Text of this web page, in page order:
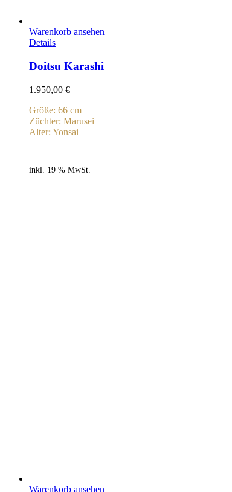
Warenkorb ansehen
Details
Doitsu Karashi
1.950,00 €
Größe: 66 cm
Züchter: Marusei
Alter: Yonsai
inkl. 19 % MwSt.
Warenkorb ansehen